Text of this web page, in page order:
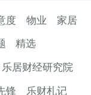
度 物业 家居
精选
乐居财经研究院
锋 乐财札记